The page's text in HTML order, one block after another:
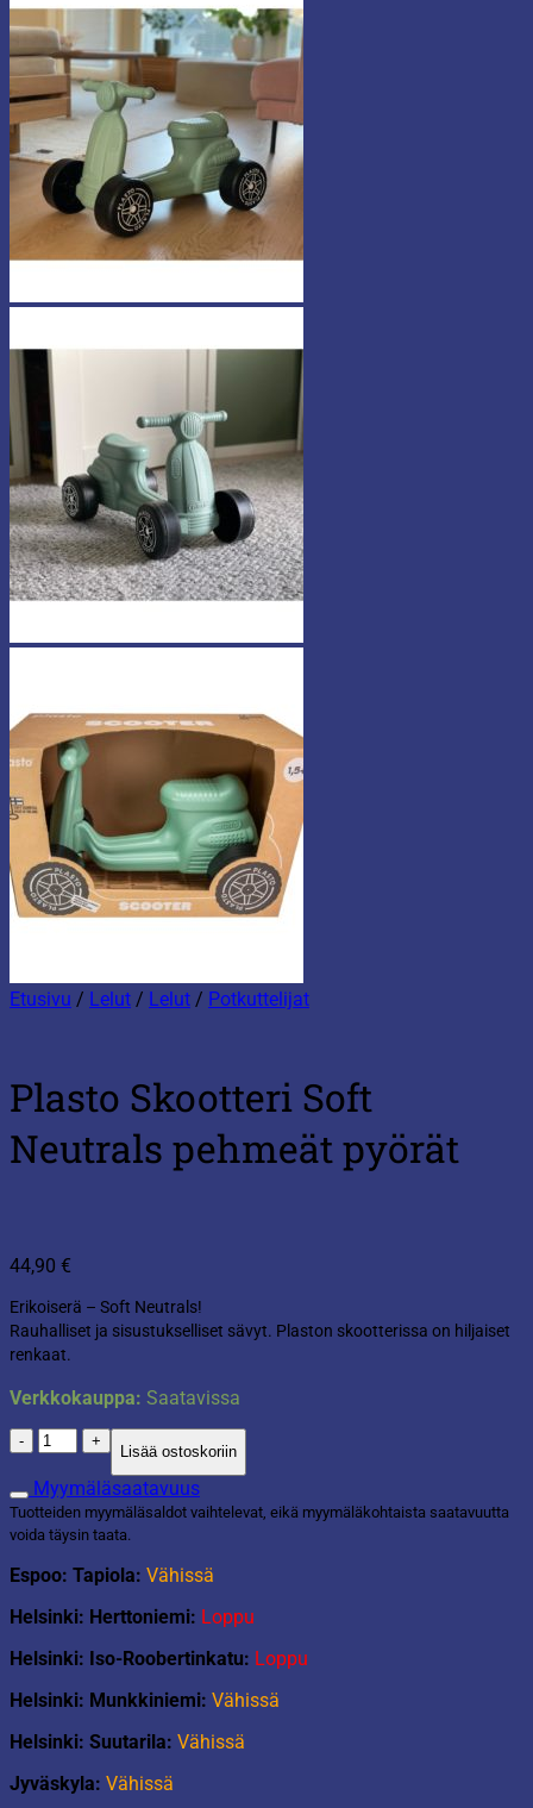
Etusivu / Lelut / Lelut / Potkuttelijat
Plasto Skootteri Soft
Neutrals pehmeät pyörät
44,90 €
Erikoiserä – Soft Neutrals!
Rauhalliset ja sisustukselliset sävyt. Plaston skootterissa on hiljaiset
renkaat.
Verkkokauppa: Saatavissa
Plasto
Skootteri
Soft
Neutrals
pehmeät
pyörät
määrä
Lisää ostoskoriin
Myymäläsaatavuus
Tuotteiden myymäläsaldot vaihtelevat, eikä myymäläkohtaista saatavuutta
voida täysin taata.
Espoo: Tapiola: Vähissä
Helsinki: Herttoniemi: Loppu
Helsinki: Iso-Roobertinkatu: Loppu
Helsinki: Munkkiniemi: Vähissä
Helsinki: Suutarila: Vähissä
Jyväskyla: Vähissä